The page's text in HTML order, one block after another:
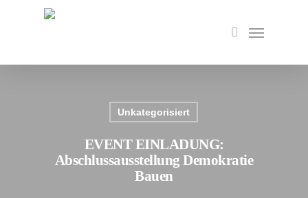
search
Menu
Unkategorisiert
EVENT EINLADUNG:
Abschlussausstellung Demokratie
Bauen